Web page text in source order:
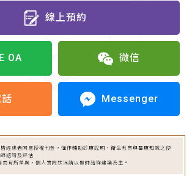
線上預約
OA 微信
Messenger
經患者同意授權刊登，僅作輔助診療說明、衛生教育與醫療知識之使
諮詢及評估
有所差異，個人實際狀況請以醫師諮詢建議為主。